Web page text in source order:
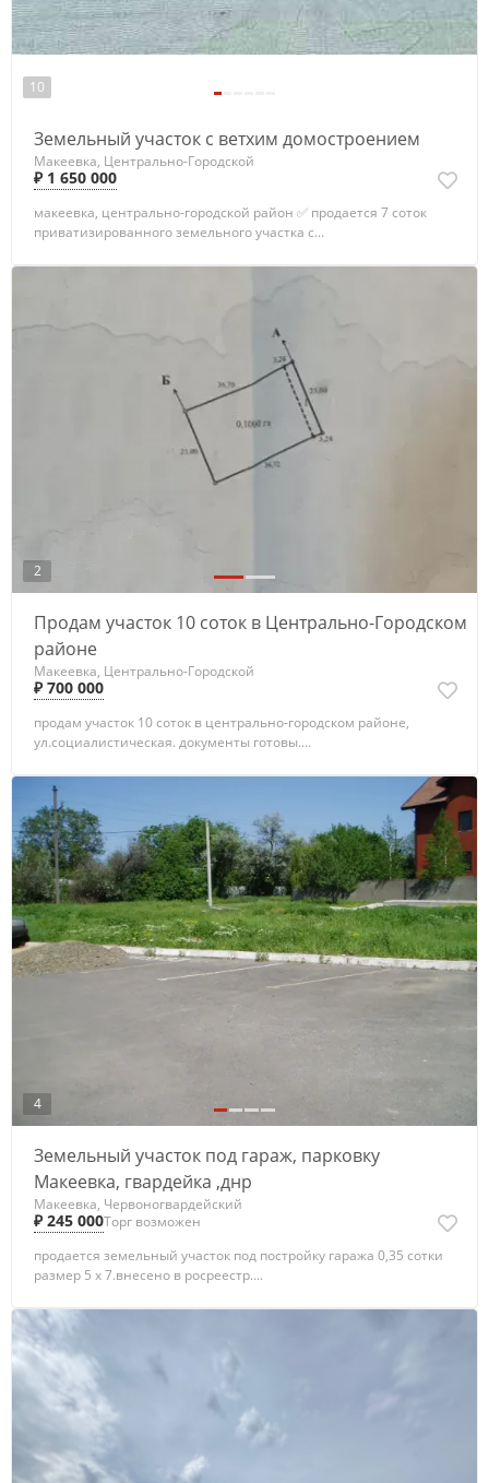
10
Земельный участок с ветхим домостроением
Макеевка, Центрально-Городской
₽ 1 650 000
макеевка, центрально-городской район ✅ продается 7 соток
приватизированного земельного участка с...
2
Продам участок 10 соток в Центрально-Городском
районе
Макеевка, Центрально-Городской
₽ 700 000
продам участок 10 соток в центрально-городском районе,
ул.социалистическая. документы готовы....
4
Земельный участок под гараж, парковку
Макеевка, гвардейка ,днр
Макеевка, Червоногвардейский
₽ 245 000Торг возможен
продается земельный участок под постройку гаража 0,35 сотки
размер 5 x 7.внесено в росреестр....